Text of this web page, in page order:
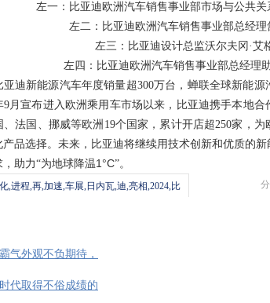
左一：比亚迪欧洲汽车销售事业部市场与公共
左二：比亚迪欧洲汽车销售事业部总经理
左三：比亚迪设计总监沃尔夫冈·艾
左四：比亚迪欧洲汽车销售事业部总经理
亚迪新能源汽车年度销量超300万台，蝉联全球新能
9月宣布进入欧洲乘用车市场以来，比亚迪携手本地
、法国、挪威等欧洲19个国家，累计开店超250家，
品选择。未来，比亚迪将继续用技术创新和优质的
助力“为地球降温1°C”。
,进程,再,加速,车展,日内瓦,迪,亮相,2024,比
气外观不负期待，
代取得不俗成绩的